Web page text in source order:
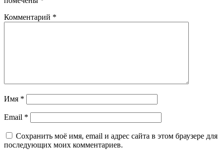
Комментарий *
Имя *
Email *
Сохранить моё имя, email и адрес сайта в этом браузере для
последующих моих комментариев.